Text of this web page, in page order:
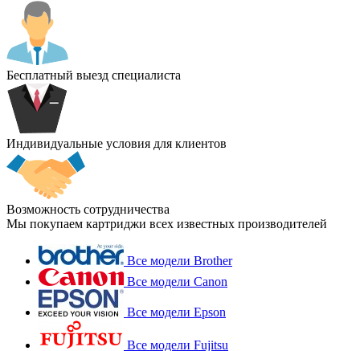
Бесплатный выезд специалиста
Индивидуальные условия для клиентов
Возможность сотрудничества
Мы покупаем картриджи всех известных производителей
Все модели Brother
Все модели Canon
Все модели Epson
Все модели Fujitsu